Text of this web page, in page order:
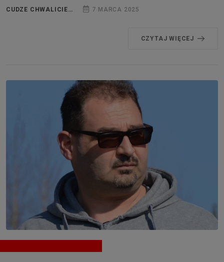
CUDZE CHWALICIE… 7 MARCA 2025
CZYTAJ WIĘCEJ